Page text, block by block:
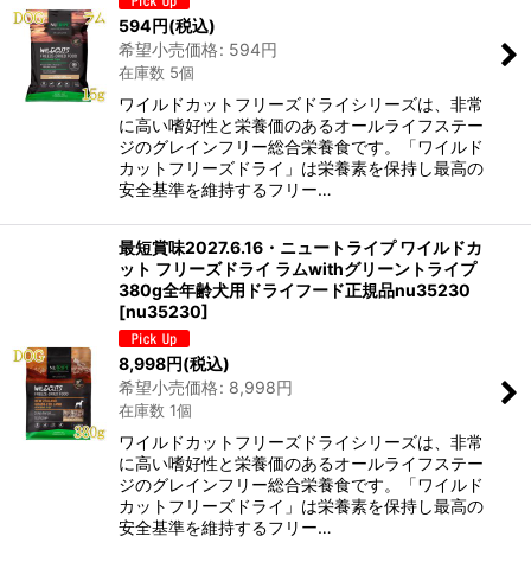
594円(税込)
希望小売価格: 594円
在庫数 5個
ワイルドカットフリーズドライシリーズは、非常
に高い嗜好性と栄養価のあるオールライフステー
ジのグレインフリー総合栄養食です。「ワイルド
カットフリーズドライ」は栄養素を保持し最高の
安全基準を維持するフリー…
最短賞味2027.6.16・ニュートライプ ワイルドカ
ット フリーズドライ ラムwithグリーントライプ
380g全年齢犬用ドライフード正規品nu35230
[nu35230]
8,998円(税込)
希望小売価格: 8,998円
在庫数 1個
ワイルドカットフリーズドライシリーズは、非常
に高い嗜好性と栄養価のあるオールライフステー
ジのグレインフリー総合栄養食です。「ワイルド
カットフリーズドライ」は栄養素を保持し最高の
安全基準を維持するフリー…